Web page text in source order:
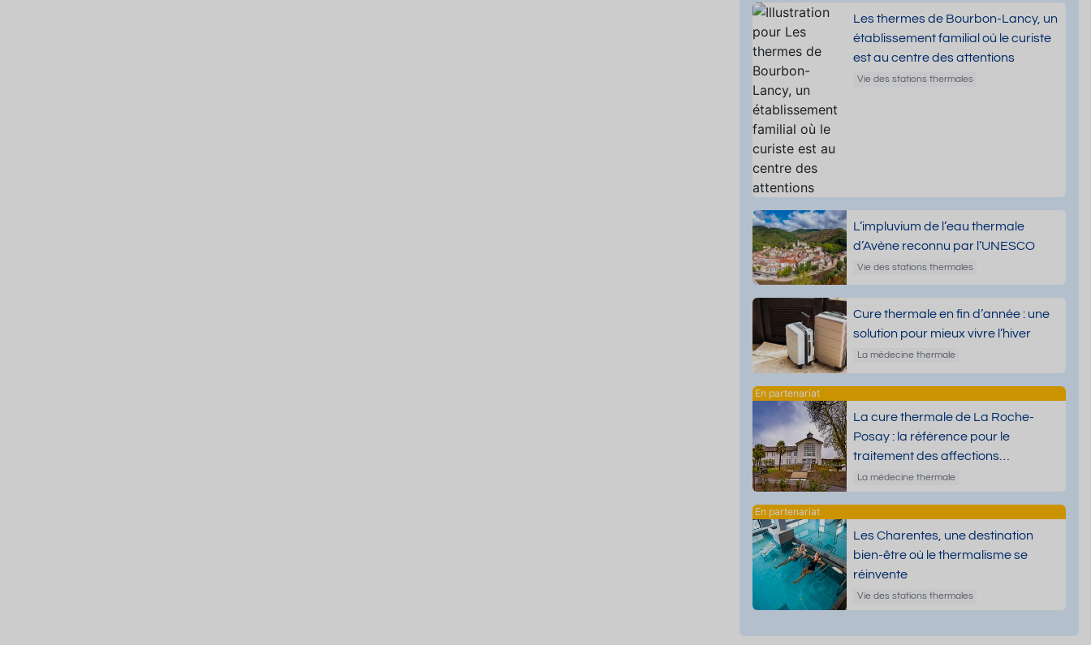
Les thermes de Bourbon-Lancy, un
établissement familial où le curiste
est au centre des attentions
Vie des stations thermales
L’impluvium de l’eau thermale
d’Avène reconnu par l’UNESCO
Vie des stations thermales
Cure thermale en fin d’année : une
solution pour mieux vivre l’hiver
La médecine thermale
La cure thermale de La Roche-
Posay : la référence pour le
traitement des affections
dermatologiques
La médecine thermale
Les Charentes, une destination
bien-être où le thermalisme se
réinvente
Vie des stations thermales